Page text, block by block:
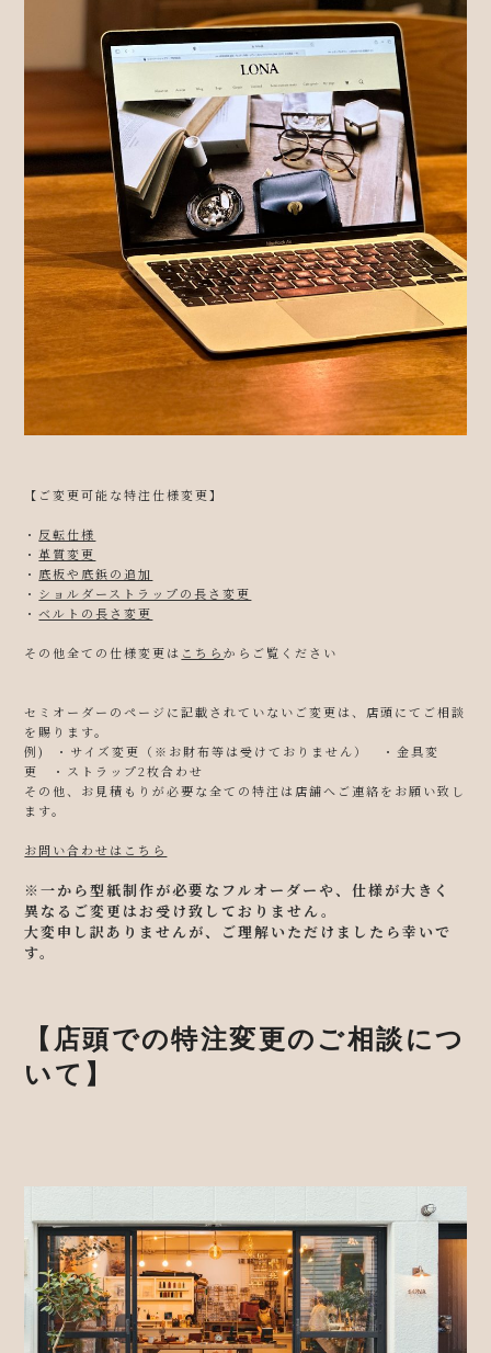
【ご変更可能な特注仕様変更】
・ 反転仕様
・革質変更
・ 底板や底鋲の追加
・ ショルダーストラップの長さ変更
・ベルトの長さ変更
その他全ての仕様変更は こちらからご覧ください
セミオーダーのページに記載されていないご変更は、店頭にてご相談
を賜ります。
例)
・ サイズ変更（※お財布等は受けておりません） ・金具変
更 ・ストラップ2枚合わせ
その他、お見積もりが必要な全ての特注は店舗へご連絡をお願い致し
ます。
お問い合わせはこちら
※一から型紙制作が必要なフルオーダーや、仕様が大きく
異なるご変更はお受け致しておりません。
大変申し訳ありませんが、ご理解いただけましたら幸いで
す。
【店頭での特注変更のご相談につ
いて】